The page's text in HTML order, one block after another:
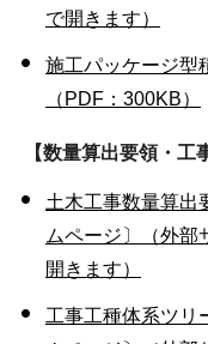
で開きます）
施工パッケージ型
（PDF：300KB）
【数量算出要領・工
土木工事数量算出
ムページ〕（外部
開きます）
工事工種体系ツリ